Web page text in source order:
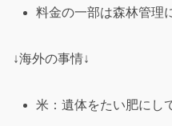
料金の一部は森林管理
↓海外の事情↓
米：遺体をたい肥にし